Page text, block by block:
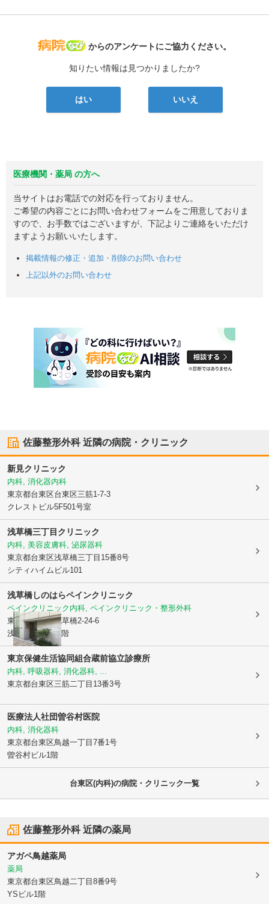
病院なび
からのアンケートにご協力ください。
知りたい情報は見つかりましたか?
はい いいえ
医療機関・薬局 の方へ
当サイトはお電話での対応を行っておりません。
ご希望の内容ごとにお問い合わせフォームをご用意しておりま
すので、お手数ではございますが、下記よりご連絡をいただけ
ますようお願いいたします。
掲載情報の修正・追加・削除のお問い合わせ
上記以外のお問い合わせ
佐藤整形外科近隣の病院・クリニック
新見クリニック
内科, 消化器内科
東京都台東区台東区三筋1-7-3
クレストビル5F501号室
浅草橋三丁目クリニック
内科, 美容皮膚科, 泌尿器科
東京都台東区浅草橋三丁目15番8号
シティハイムビル101
浅草橋しのはらペインクリニック
ペインクリニック内科, ペインクリニック・整形外科
東京都台東区浅草橋2-24-6
浅草橋KHビル2階
東京保健生活協同組合蔵前協立診療所
内科, 呼吸器科, 消化器科, ...
東京都台東区三筋二丁目13番3号
医療法人社団曽谷村医院
内科, 消化器科
東京都台東区鳥越一丁目7番1号
曽谷村ビル1階
台東区(内科)の病院・クリニック一覧
佐藤整形外科近隣の薬局
アガペ鳥越薬局
薬局
東京都台東区鳥越二丁目8番9号
YSビル1階